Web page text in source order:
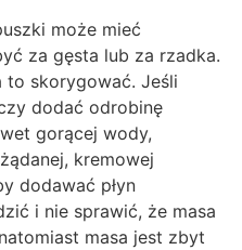
może mieć
za gęsta lub za rzadka.
to skorygować. Jeśli
dodać odrobinę
gorącej wody,
kremowej
dodawać płyn
i nie sprawić, że masa
masa jest zbyt